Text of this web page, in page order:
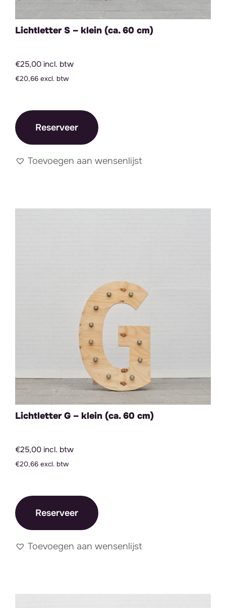
Lichtletter S – klein (ca. 60 cm)
€25,00 incl. btw
€20,66 excl. btw
Reserveer
Toevoegen aan wensenlijst
Lichtletter G – klein (ca. 60 cm)
€25,00 incl. btw
€20,66 excl. btw
Reserveer
Toevoegen aan wensenlijst